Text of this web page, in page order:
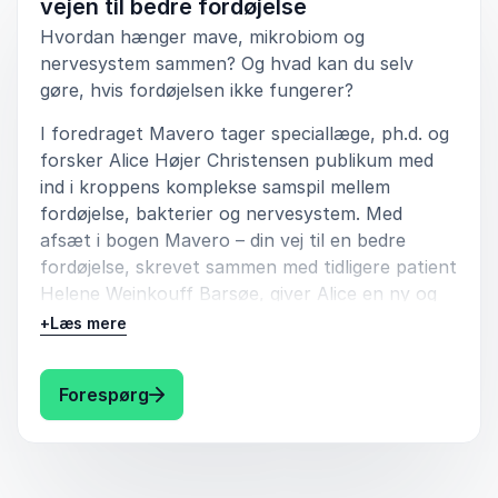
vejen til bedre fordøjelse
Hvordan hænger mave, mikrobiom og
nervesystem sammen? Og hvad kan du selv
gøre, hvis fordøjelsen ikke fungerer?
I foredraget Mavero tager speciallæge, ph.d. og
forsker Alice Højer Christensen publikum med
ind i kroppens komplekse samspil mellem
fordøjelse, bakterier og nervesystem. Med
afsæt i bogen Mavero – din vej til en bedre
fordøjelse, skrevet sammen med tidligere patient
Helene Weinkouff Barsøe, giver Alice en ny og
jordnær forståelse af irritabel tarm-syndrom
Med forskning, sygehistorier og 37 års erfaring
fra sundhedsvæsenet formidler Alice lægefaglig
viden i øjenhøjde og giver indblik i, hvorfor
+Læs mere
Forespørg: Alice Højer Christensen Mavero – om